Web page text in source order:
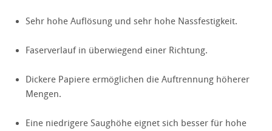
Sehr hohe Auflösung und sehr hohe Nassfestigkeit.
Faserverlauf in überwiegend einer Richtung.
Dickere Papiere ermöglichen die Auftrennung höherer
Mengen.
Eine niedrigere Saughöhe eignet sich besser für hohe